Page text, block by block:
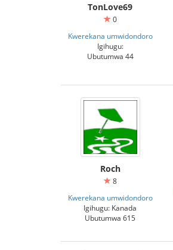
TonLove69
0
Kwerekana umwidondoro
Igihugu:
Ubutumwa 44
Roch
8
Kwerekana umwidondoro
Igihugu: Kanada
Ubutumwa 615